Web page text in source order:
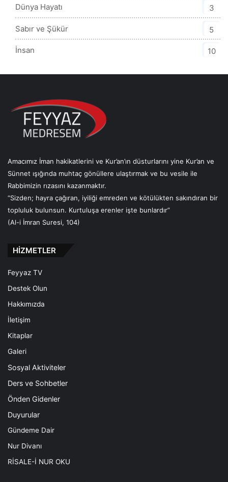
Dünya Hayatı 3
Sabır ve Şükür 5
İnsan 10
Amacımız İman hakikatlerini ve Kur’an’ın düsturlarını yine Kur’an ve
Sünnet ışığında muhtaç gönüllere ulaştırmak ve bu vesile ile
Rabbimizin rızasını kazanmaktır.
“Sizden; hayra çağıran, iyiliği emreden ve kötülükten sakındıran bir
topluluk bulunsun. Kurtuluşa erenler işte bunlardır”
(Al-i İmran Suresi, 104)
HİZMETLER
Feyyaz TV
Destek Olun
Hakkımızda
İletişim
Kitaplar
Galeri
Sosyal Aktiviteler
Ders ve Sohbetler
Önden Gidenler
Duyurular
Gündeme Dair
Nur Divanı
RİSALE-İ NUR OKU